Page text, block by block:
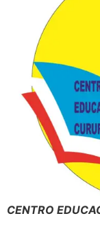
CENTRO